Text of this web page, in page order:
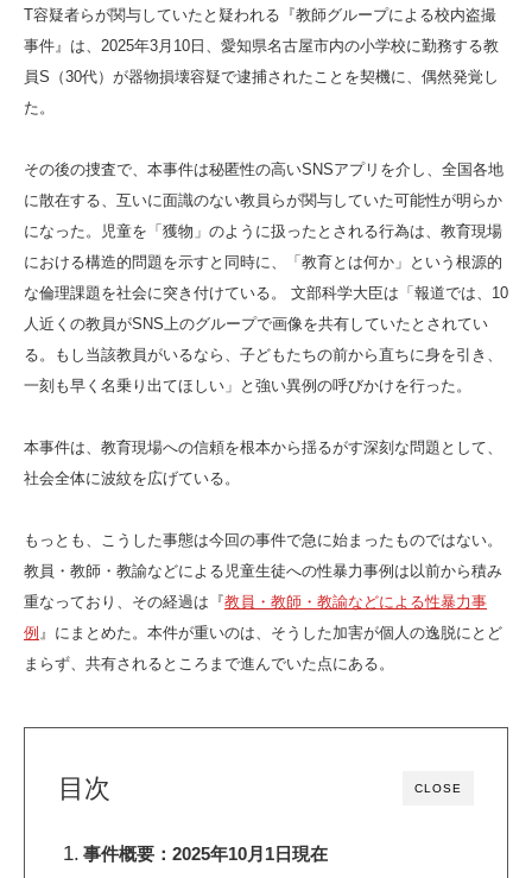
T容疑者らが関与していたと疑われる『教師グループによる校内盗撮
事件』は、2025年3月10日、愛知県名古屋市内の小学校に勤務する教
員S（30代）が器物損壊容疑で逮捕されたことを契機に、偶然発覚し
た。
その後の捜査で、本事件は秘匿性の高いSNSアプリを介し、全国各地
に散在する、互いに面識のない教員らが関与していた可能性が明らか
になった。児童を「獲物」のように扱ったとされる行為は、教育現場
における構造的問題を示すと同時に、「教育とは何か」という根源的
な倫理課題を社会に突き付けている。 文部科学大臣は「報道では、10
人近くの教員がSNS上のグループで画像を共有していたとされてい
る。もし当該教員がいるなら、子どもたちの前から直ちに身を引き、
一刻も早く名乗り出てほしい」と強い異例の呼びかけを行った。
本事件は、教育現場への信頼を根本から揺るがす深刻な問題として、
社会全体に波紋を広げている。
もっとも、こうした事態は今回の事件で急に始まったものではない。
教員・教師・教諭などによる児童生徒への性暴力事例は以前から積み
重なっており、その経過は『教員・教師・教諭などによる性暴力事
例 』にまとめた。本件が重いのは、そうした加害が個人の逸脱にとど
まらず、共有されるところまで進んでいた点にある。
CLOSE
目次
事件概要： 2025年10月1日現在